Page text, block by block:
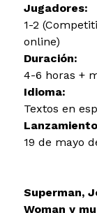
Jugadores:
1-2
online)
Duración:
4-6 horas +
Idioma:
Textos en
19 de mayo
Superman,
Woman y